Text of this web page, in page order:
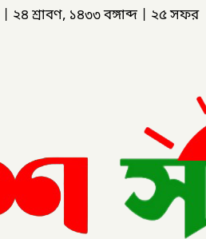
২৪ শ্রাবণ, ১৪৩৩ বঙ্গাব্দ
২৫ সফর